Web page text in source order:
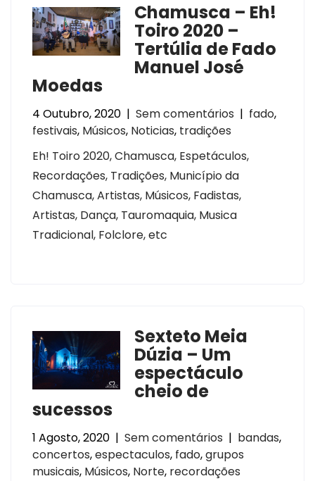
Chamusca – Eh!
Toiro 2020 –
Tertúlia de Fado
Manuel José
Moedas
4 Outubro, 2020 | Sem comentários | fado,
festivais, Músicos, Noticias, tradições
Eh! Toiro 2020, Chamusca, Espetáculos,
Recordações, Tradições, Município da
Chamusca, Artistas, Músicos, Fadistas,
Artistas, Dança, Tauromaquia, Musica
Tradicional, Folclore, etc
Sexteto Meia
Dúzia – Um
espectáculo
cheio de
sucessos
1 Agosto, 2020 | Sem comentários | bandas,
concertos,espectaculos, fado,grupos
musicais, Músicos, Norte, recordações